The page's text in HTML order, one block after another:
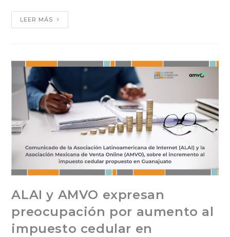
LEER MÁS
ALAI y AMVO expresan
preocupación por aumento al
impuesto cedular en